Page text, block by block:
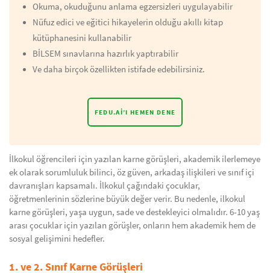
Okuma, okuduğunu anlama egzersizleri uygulayabilir
Nüfuz edici ve eğitici hikayelerin olduğu akıllı kitap
kütüphanesini kullanabilir
BİLSEM sınavlarına hazırlık yaptırabilir
Ve daha birçok özellikten istifade edebilirsiniz.
FEDU.AI’I HEMEN DENE
İlkokul öğrencileri için yazılan karne görüşleri, akademik ilerlemeye
ek olarak sorumluluk bilinci, öz güven, arkadaş ilişkileri ve sınıf içi
davranışları kapsamalı. İlkokul çağındaki çocuklar,
öğretmenlerinin sözlerine büyük değer verir. Bu nedenle, ilkokul
karne görüşleri, yaşa uygun, sade ve destekleyici olmalıdır. 6-10 yaş
arası çocuklar için yazılan görüşler, onların hem akademik hem de
sosyal gelişimini hedefler.
1. ve 2. Sınıf Karne Görüşleri